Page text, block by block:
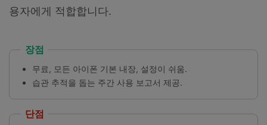
용자에게 적합합니다.
장점
무료, 모든 아이폰 기본 내장, 설정이 쉬움.
습관 추적을 돕는 주간 사용 보고서 제공.
단점